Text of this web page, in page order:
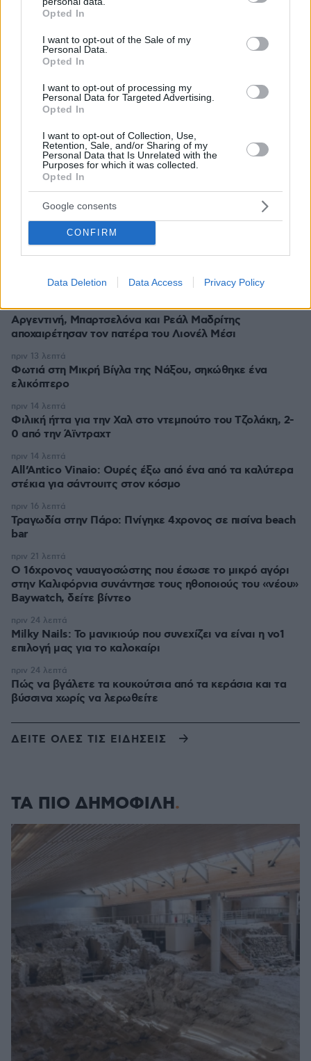
grant or deny consent to Google and its third-party tags to
use your data for below specified purposes in below Google
consent section.
Opted In
I want to opt-out of the Sale of my
Personal Data.
Opted In
I want to opt-out of processing my
Personal Data for Targeted Advertising.
Opted In
I want to opt-out of Collection, Use,
Retention, Sale, and/or Sharing of my
Personal Data that Is Unrelated with the
Purposes for which it was collected.
Opted In
Google consents
CONFIRM
Data Deletion Data Access Privacy Policy
μεγάλων έργων
30.07.2026, 15:25
Διασκεδάζουμε υπεύθυνα, επιστρέφουμε με ασφάλεια
ΡΟΗ ΕΙΔΗΣΕΩΝ
Ειδήσεις
Αυτό το ανδρικό σώμα κερδίζει τις εντυπώσεις,
σύμφωνα με έρευνα – Και δεν έχει κοιλιακούς!
πριν 5 λεπτά
λόγω αυξημένου κινδύνου εκδήλωσης πυρκαγιάς
πριν 12 λεπτά
Αργεντινή, Μπαρτσελόνα και Ρεάλ Μαδρίτης
αποχαιρέτησαν τον πατέρα του Λιονέλ Μέσι
πριν 12 λεπτά
Φωτιά στη Μικρή Βίγλα της Νάξου, σηκώθηκε ένα
ελικόπτερο
πριν 13 λεπτά
Φιλική ήττα για την Χαλ στο ντεμπούτο του Τζολάκη, 2-
0 από την Άϊντραχτ
πριν 14 λεπτά
All’Antico Vinaio: Ουρές έξω από ένα από τα καλύτερα
στέκια για σάντουιτς στον κόσμο
πριν 14 λεπτά
Τραγωδία στην Πάρο: Πνίγηκε 4χρονος σε πισίνα beach
bar
πριν 16 λεπτά
Ο 16χρονος ναυαγοσώστης που έσωσε το μικρό αγόρι
στην Καλιφόρνια συνάντησε τους ηθοποιούς του «νέου»
Baywatch, δείτε βίντεο
πριν 21 λεπτά
Milky Nails: Το μανικιούρ που συνεχίζει να είναι η νο1
επιλογή μας για το καλοκαίρι
πριν 24 λεπτά
Πώς να βγάλετε τα κουκούτσια από τα κεράσια και τα
βύσσινα χωρίς να λερωθείτε
πριν 24 λεπτά
ΔΕΙΤΕ ΟΛΕΣ ΤΙΣ ΕΙΔΗΣΕΙΣ
ΤΑ ΠΙΟ ΔΗΜΟΦΙΛΗ